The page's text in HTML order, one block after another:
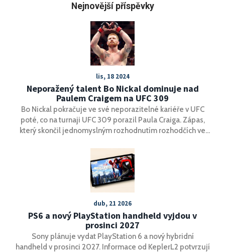
Nejnovější příspěvky
lis, 18 2024
Neporažený talent Bo Nickal dominuje nad
Paulem Craigem na UFC 309
Bo Nickal pokračuje ve své neporazitelné kariéře v UFC
poté, co na turnaji UFC 309 porazil Paula Craiga. Zápas,
který skončil jednomyslným rozhodnutím rozhodčích ve
rámci střední váhy. Nickal přechází od zápasu ke
smíšeným bojovým uměním a jeho vítězství podtrhuje
jeho pozici jako jednoho z nejperspektivnějších talentů
současnosti.
dub, 21 2026
PS6 a nový PlayStation handheld vyjdou v
prosinci 2027
Sony plánuje vydat PlayStation 6 a nový hybridní
handheld v prosinci 2027. Informace od KeplerL2 potvrzují